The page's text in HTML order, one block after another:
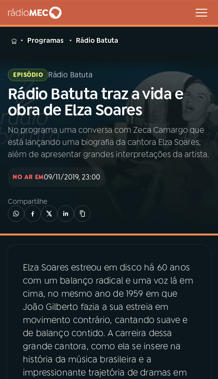
MENU
Buscar
na
Rádio
MEC
Buscar
Início AO VIVO
01INÍCIO
02A RÁDIO
04PROGRAMAS
05PODCASTS
06VIDEOCASTS
07ÚLTIMAS
Programas Rádio Batuta
EPISÓDIO Rádio Batuta
Rádio Batuta traz a vida e
obra de Elza Soares
No programa uma conversa com Zeca Camargo que
está lançando uma biografia da cantora Elza Soares,
além de apresentar grandes interpretações da artista.
NO AR EM09/11/2019, 23:00
Compartilhe
Elza Soares estreou em disco há 60 anos
com um balanço radical e uma voz lá em
cima, no mesmo ano de 1959 em que
João Gilberto fazia a sua estreia em
movimento contrário, cantando suave e
de balanço contido. A carreira dessa
grande cantora, como ela se insere na
história da música brasileira e a
impressionante trajetória de dramas em